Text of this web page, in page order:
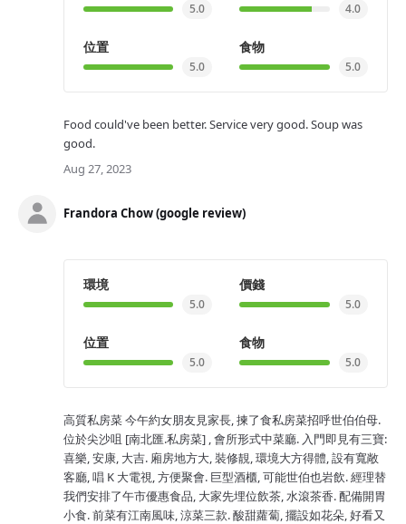
5.0 4.0
位置
5.0
食物
5.0
Food could've been better. Service very good. Soup was
good.
Aug 27, 2023
Frandora Chow (google review)
環境
5.0
價錢
5.0
位置
5.0
食物
5.0
高質私房菜 今午約女朋友見家長, 揀了食私房菜招呼世伯伯母.
位於尖沙咀 [南北匯.私房菜] , 會所形式中菜廳. 入門即見有三寶:
喜樂, 安康, 大吉. 廂房地方大, 裝修靚, 環境大方得體, 設有寬敞
客廳, 唱 K 大電視, 方便聚會. 巨型酒櫃, 可能世伯也岩飲. 經理替
我們安排了午市優惠食品, 大家先埋位飲茶, 水滾茶香. 配備開胃
小食. 前菜有江南風味, 涼菜三款. 酸甜蘿蔔, 擺設如花朵, 好看又